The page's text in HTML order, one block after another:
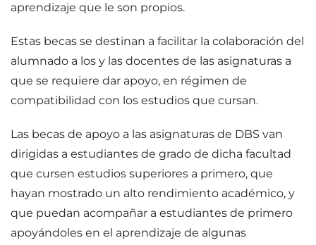
aprendizaje que le son propios.
Estas becas se destinan a facilitar la colaboración del
alumnado a los y las docentes de las asignaturas a
que se requiere dar apoyo, en régimen de
compatibilidad con los estudios que cursan.
Las becas de apoyo a las asignaturas de DBS van
dirigidas a estudiantes de grado de dicha facultad
que cursen estudios superiores a primero, que
hayan mostrado un alto rendimiento académico, y
que puedan acompañar a estudiantes de primero
apoyándoles en el aprendizaje de algunas